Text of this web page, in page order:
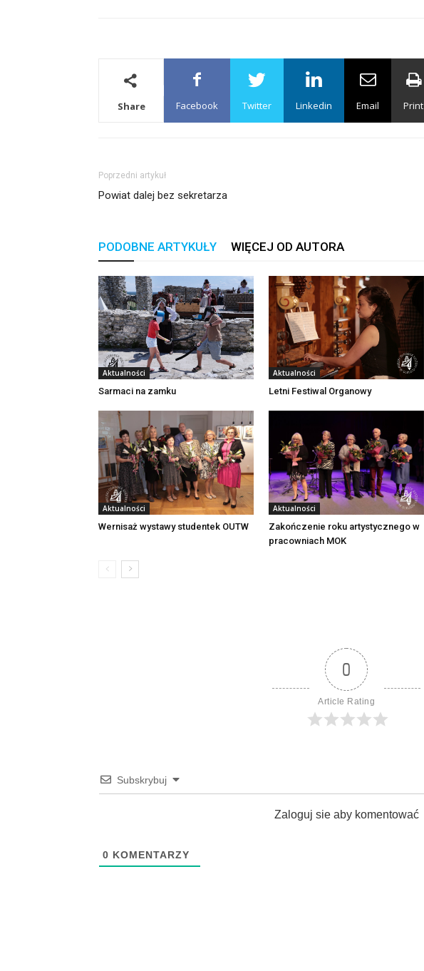
Share Facebook Twitter Linkedin Email Print
Poprzedni artykuł
Powiat dalej bez sekretarza
PODOBNE ARTYKUŁY WIĘCEJ OD AUTORA
Aktualności
Sarmaci na zamku
Aktualności
Letni Festiwal Organowy
Aktualności
Wernisaż wystawy studentek OUTW
Aktualności
Zakończenie roku artystycznego w
pracowniach MOK
0
Article Rating
Subskrybuj
Zaloguj sie aby komentować
0 KOMENTARZY